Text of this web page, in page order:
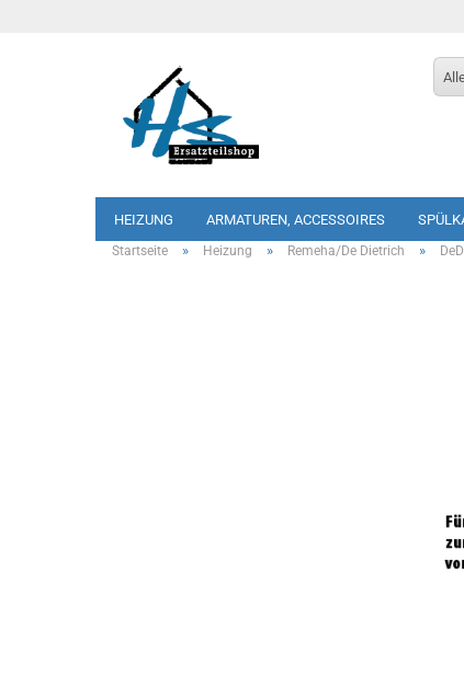
HEIZUNG ARMATUREN, ACCESSOIRES
Startseite » Heizung » Remeha/De Dietrich »